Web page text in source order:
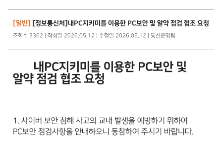
[일반] [정보통신처]내PC지키미를 이용한 PC보안 및 알약 점검 협조 요청
조회수 3302 | 작성일 2026.05.12 | 수정일 2026.05.12 | 통신운영팀
내PC지키미를 이용한 PC보안 및
알약 점검 협조 요청
1. 사이버 보안 침해 사고의 교내 발생을 예방하기 위하여
PC보안 점검사항을 안내하오니 동참하여 주시기 바랍니다.